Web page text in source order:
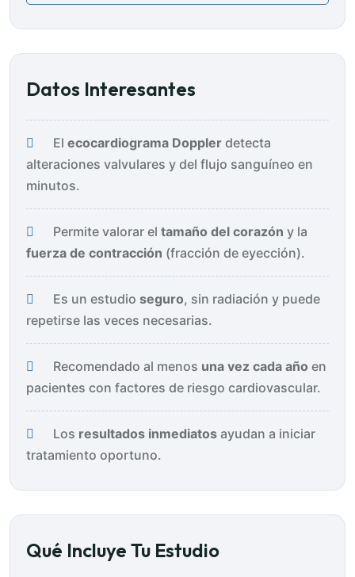
Datos Interesantes
El ecocardiograma Doppler detecta
alteraciones valvulares y del flujo sanguíneo en
minutos.
Permite valorar el tamaño del corazón y la
fuerza de contracción (fracción de eyección).
Es un estudio seguro, sin radiación y puede
repetirse las veces necesarias.
Recomendado al menos una vez cada año en
pacientes con factores de riesgo cardiovascular.
Los resultados inmediatos ayudan a iniciar
tratamiento oportuno.
Qué Incluye Tu Estudio